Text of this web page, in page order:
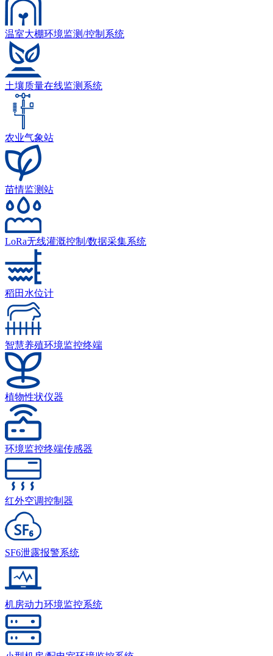
温室大棚环境监测/控制系统
土壤质量在线监测系统
农业气象站
苗情监测站
LoRa无线灌溉控制/数据采集系统
稻田水位计
智慧养殖环境监控终端
植物性状仪器
环境监控终端传感器
红外空调控制器
SF6泄露报警系统
机房动力环境监控系统